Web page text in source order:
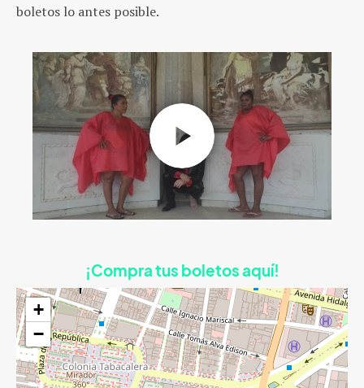
boletos lo antes posible.
¡Compra tus boletos aquí!
+
−